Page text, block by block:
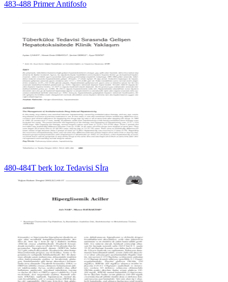
483-488 Primer Antifosfo
480-484T berk loz Tedavisi Sİra